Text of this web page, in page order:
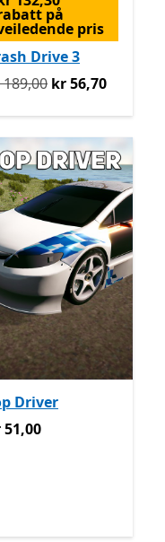
på
pris
Drive 3
kr 189,00 nå
kr 56,70
Driver